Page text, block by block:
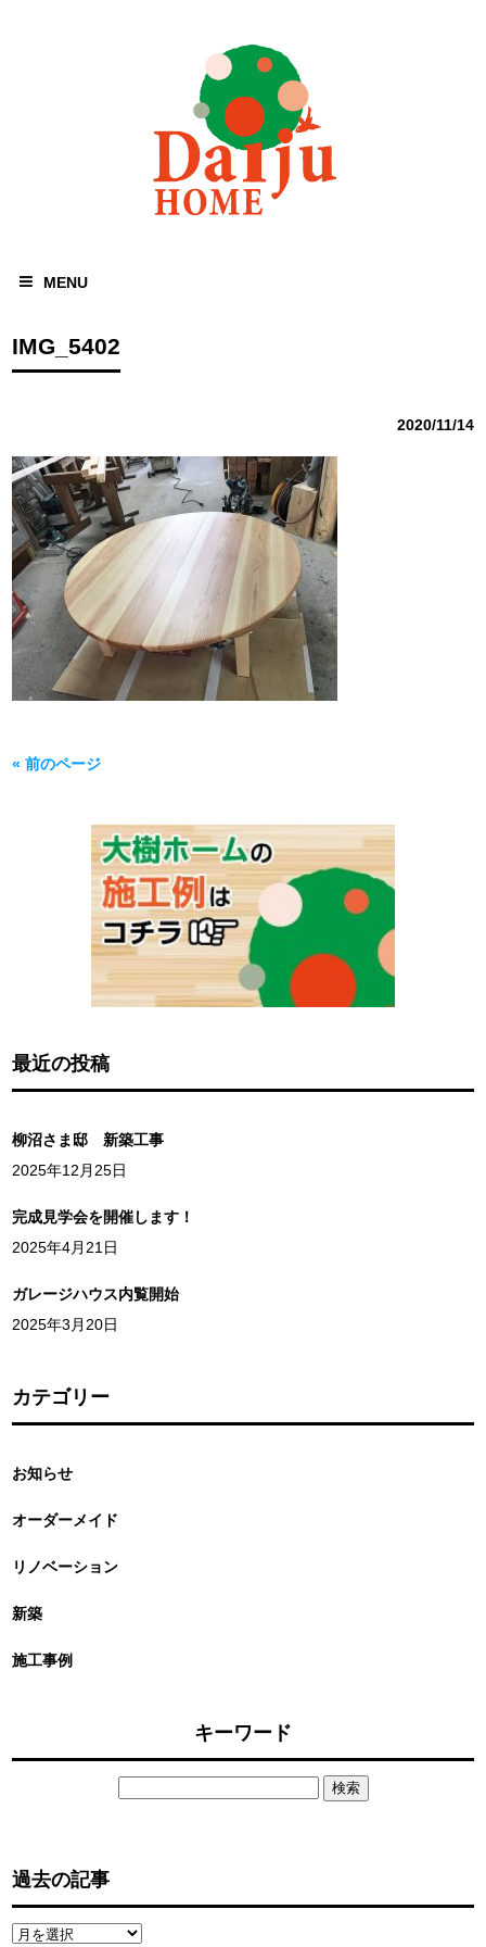
MENU
IMG_5402
2020/11/14
« 前のページ
最近の投稿
柳沼さま邸 新築工事
2025年12月25日
完成見学会を開催します！
2025年4月21日
ガレージハウス内覧開始
2025年3月20日
カテゴリー
お知らせ
オーダーメイド
リノベーション
新築
施工事例
キーワード
過去の記事
過